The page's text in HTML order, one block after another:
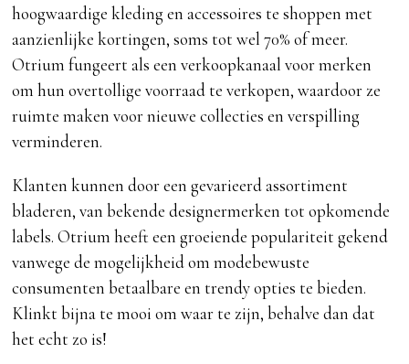
hoogwaardige kleding en accessoires te shoppen met
aanzienlijke kortingen, soms tot wel 70% of meer.
Otrium fungeert als een verkoopkanaal voor merken
om hun overtollige voorraad te verkopen, waardoor ze
ruimte maken voor nieuwe collecties en verspilling
verminderen.
Klanten kunnen door een gevarieerd assortiment
bladeren, van bekende designermerken tot opkomende
labels. Otrium heeft een groeiende populariteit gekend
vanwege de mogelijkheid om modebewuste
consumenten betaalbare en trendy opties te bieden.
Klinkt bijna te mooi om waar te zijn, behalve dan dat
het echt zo is!